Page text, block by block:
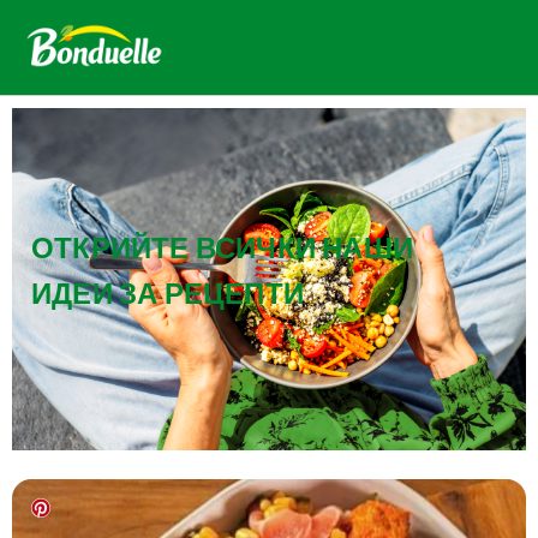
ОТКРИЙТЕ ВСИЧКИ НАШИ
ИДЕИ ЗА РЕЦЕПТИ